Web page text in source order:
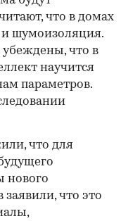
что в домах
и шумоизоляция.
убеждены, что в
научится
параметров.
что для
нового
заявили, что это